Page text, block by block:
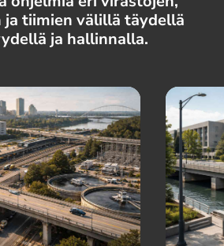
ja tiimien välillä täydellä
ja hallinnalla.